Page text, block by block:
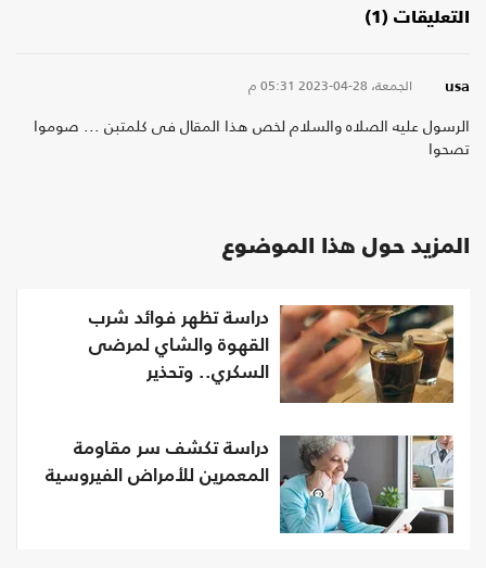
التعليقات (1)
usa الجمعة، 28-04-2023 05:31 م
الرسول عليه الصلاه والسلام لخص هذا المقال فى كلمتبن ... صوموا
تصحوا
المزيد حول هذا الموضوع
دراسة تظهر فوائد شرب
القهوة والشاي لمرضى
السكري.. وتحذير
دراسة تكشف سر مقاومة
المعمرين للأمراض الفيروسية